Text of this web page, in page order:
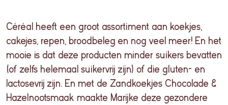
Céréal heeft een groot assortiment aan koekjes,
cakejes, repen, broodbeleg en nog veel meer! En het
mooie is dat deze producten minder suikers bevatten
(of zelfs helemaal suikervrij zijn) of die gluten- en
lactosevrij zijn. En met de Zandkoekjes Chocolade &
Hazelnootsmaak maakte Marijke deze gezondere